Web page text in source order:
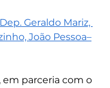
Geraldo Mariz,
João Pessoa–
em parceria com o